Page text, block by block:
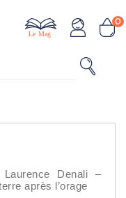
0
Le Mag
Denali –
après l’orage